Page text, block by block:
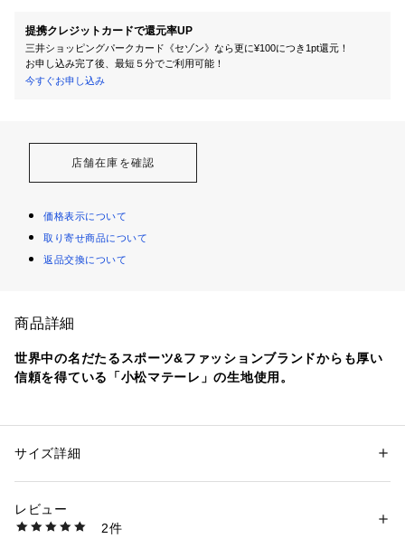
提携クレジットカードで還元率UP
三井ショッピングパークカード《セゾン》なら更に¥100につき1pt還元！
お申し込み完了後、最短５分でご利用可能！
今すぐお申し込み
店舗在庫を確認
価格表示について
取り寄せ商品について
返品交換について
商品詳細
世界中の名だたるスポーツ&ファッションブランドからも厚い
信頼を得ている「小松マテーレ」の生地使用。
スタンダード。
ヒップからわたりにゆとりを持たせたワイドイージーパンツ。
若干丸みを持たせたテーパードにて全体のバランスを整え、
性別：メンズ
素材：POLYESTER100％
洗濯：洗濯機洗い可
※詳しい洗濯方法については、商品の品質表示タグをご覧ください
サイズ詳細
レビュー
2件